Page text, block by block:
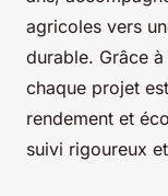
agricoles vers
durable. Grâce à
chaque projet
rendement et
suivi rigoureux